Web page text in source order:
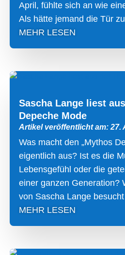
April, fühlte sich an wie
Als hätte jemand die Tür
MEHR LESEN
Sascha Lange liest
Depeche Mode
Artikel veröffentlicht am: 27.
Was macht den „Mythos
eigentlich aus? Ist es die
Lebensgefühl oder die
einer ganzen Generation?
von Sascha Lange
MEHR LESEN